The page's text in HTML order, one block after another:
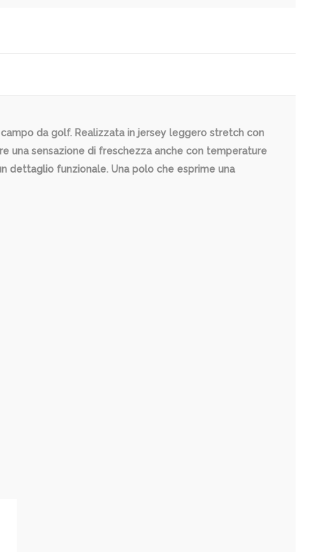
da golf. Realizzata in jersey leggero stretch con
una sensazione di freschezza anche con temperature
dettaglio funzionale. Una polo che esprime una